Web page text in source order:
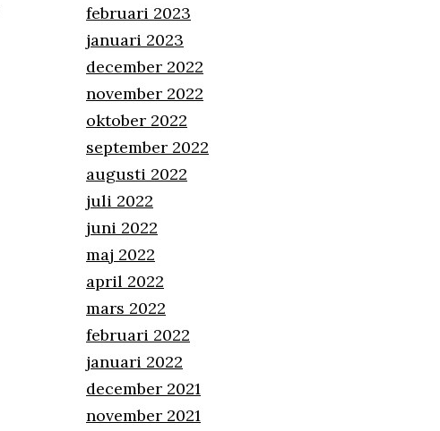
februari 2023
januari 2023
december 2022
november 2022
oktober 2022
september 2022
augusti 2022
juli 2022
juni 2022
maj 2022
april 2022
mars 2022
februari 2022
januari 2022
december 2021
november 2021